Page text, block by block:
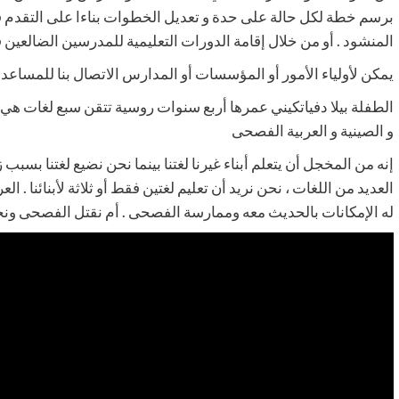
برسم خطة لكل حالة على حدة و تعديل الخطوات بناءا على
المنشود . أو من خلال إقامة الدورات التعليمية للمدرسين
يمكن لأولياء الأمور أو المؤسسات أو المدارس الاتصال بنا
الطفلة بيلا دفياتكيني عمرها أربع سنوات روسية تتقن سبع لغات هي
و الصينية و العربية الفصحى
إنه من المخجل أن يتعلم أبناء غيرنا لغتنا بينما نحن نضيع لغتنا
العديد من اللغات ، نحن نريد أن تعليم لغتين فقط أو ثلاثة لأبنائنا .
له الإمكانات بالحديث معه وممارسة الفصحى . أم نقتل الفصحى